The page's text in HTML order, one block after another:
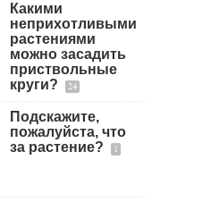
Какими
неприхотливыми
растениями
можно засадить
приствольные
круги?
24
Подскажите,
пожалуйста, что
за растение?
1